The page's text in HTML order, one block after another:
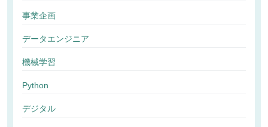
事業企画
データエンジニア
機械学習
Python
デジタル